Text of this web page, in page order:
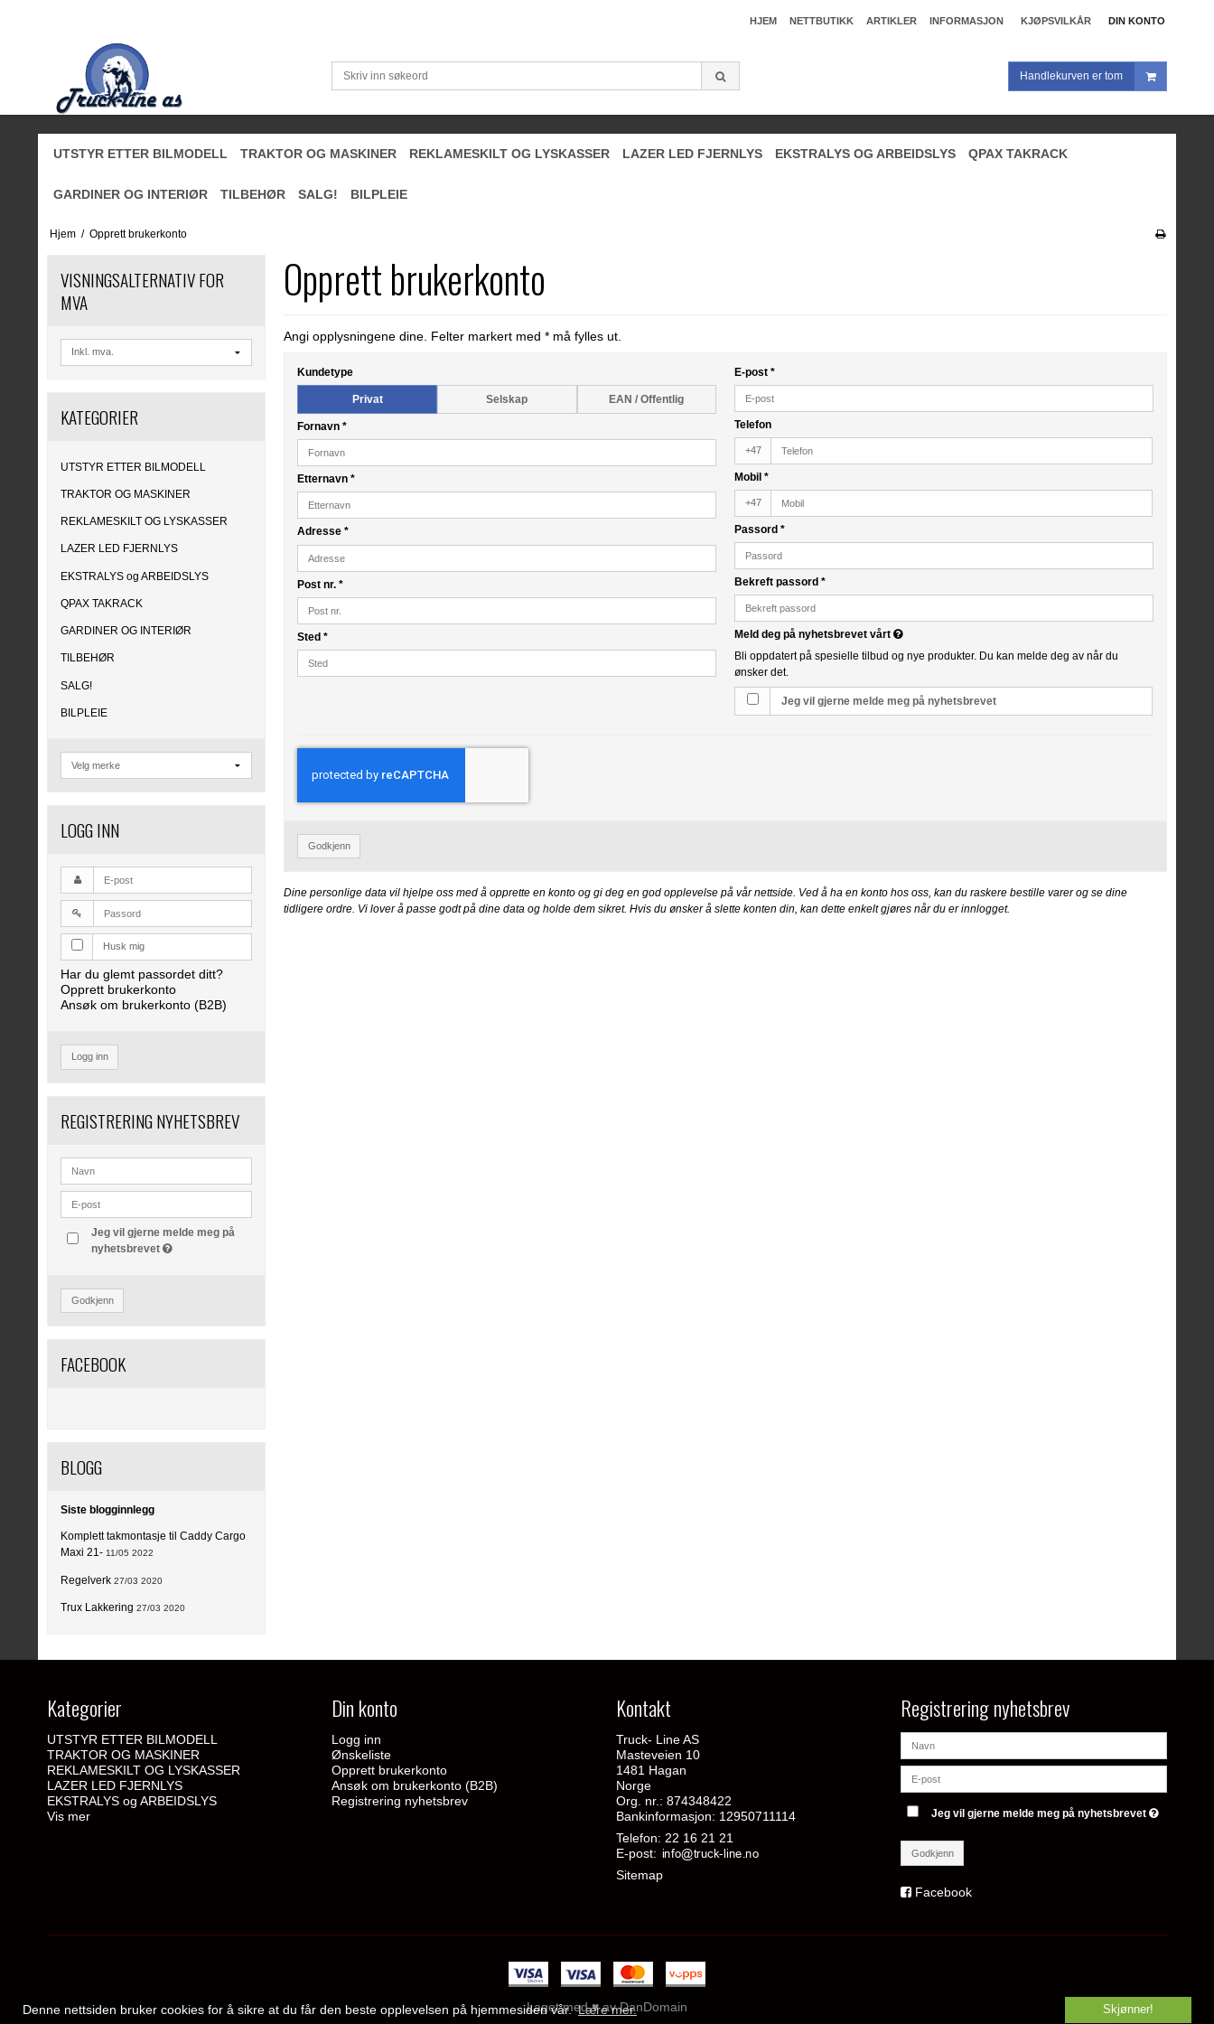
Denne nettsiden bruker cookies for å sikre at du får den beste opplevelsen på hjemmesiden vår.Lære mer. Skjønner!
HJEM NETTBUTIKK ARTIKLER INFORMASJON KJØPSVILKÅR DIN KONTO
Handlekurven er tom
UTSTYR ETTER BILMODELL TRAKTOR OG MASKINER REKLAMESKILT OG LYSKASSER LAZER LED FJERNLYS EKSTRALYS OG ARBEIDSLYS QPAX TAKRACK
GARDINER OG INTERIØR TILBEHØR SALG! BILPLEIE
Hjem / Opprett brukerkonto
VISNINGSALTERNATIV FOR
MVA
KATEGORIER
UTSTYR ETTER BILMODELL
TRAKTOR OG MASKINER
REKLAMESKILT OG LYSKASSER
LAZER LED FJERNLYS
EKSTRALYS og ARBEIDSLYS
QPAX TAKRACK
GARDINER OG INTERIØR
TILBEHØR
SALG!
BILPLEIE
LOGG INN
Husk mig
Har du glemt passordet ditt?
Opprett brukerkonto
Ansøk om brukerkonto (B2B)
Logg inn
REGISTRERING NYHETSBREV
Jeg vil gjerne melde meg på
nyhetsbrevet
Godkjenn
FACEBOOK
BLOGG
Siste blogginnlegg
Komplett takmontasje til Caddy Cargo
Maxi 21- 11/05 2022
Regelverk 27/03 2020
Trux Lakkering 27/03 2020
Opprett brukerkonto
Angi opplysningene dine. Felter markert med * må fylles ut.
Kundetype
Privat Selskap EAN / Offentlig
Fornavn*
Etternavn*
Adresse*
Post nr.*
Sted*
E-post*
Telefon
+47
Mobil*
+47
Passord*
Bekreft passord*
Meld deg på nyhetsbrevet vårt
Bli oppdatert på spesielle tilbud og nye produkter. Du kan melde deg av når du
ønsker det.
Jeg vil gjerne melde meg på nyhetsbrevet
Godkjenn
Dine personlige data vil hjelpe oss med å opprette en konto og gi deg en god opplevelse på vår nettside. Ved å ha en konto hos oss, kan du raskere bestille varer og se dine
tidligere ordre. Vi lover å passe godt på dine data og holde dem sikret. Hvis du ønsker å slette konten din, kan dette enkelt gjøres når du er innlogget.
Kategorier
UTSTYR ETTER BILMODELL
TRAKTOR OG MASKINER
REKLAMESKILT OG LYSKASSER
LAZER LED FJERNLYS
EKSTRALYS og ARBEIDSLYS
Vis mer
Din konto
Logg inn
Ønskeliste
Opprett brukerkonto
Ansøk om brukerkonto (B2B)
Registrering nyhetsbrev
Kontakt
Truck- Line AS
Masteveien 10
1481 Hagan
Norge
Org. nr.: 874348422
Bankinformasjon: 12950711114
Telefon: 22 16 21 21
E-post:
Sitemap
Registrering nyhetsbrev
Jeg vil gjerne melde meg på nyhetsbrevet
Godkjenn
Facebook
Laget med ♥ av DanDomain